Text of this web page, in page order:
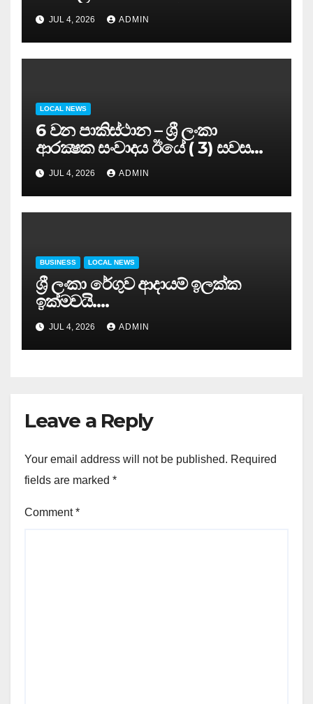
සමුළුව සෞඛ්‍ය නියෝජ්‍ය
අමාත්‍යවරයාගේ ප්‍රධානත්වයෙන්……
JUL 4, 2026 ADMIN
LOCAL NEWS
6 වන පාකිස්ථාන – ශ්‍රී ලංකා
ආරක්‍ෂක සංවාදය ඊයේ ( 3) සවස
සාර්ථකව අවසන් කරයි..
JUL 4, 2026 ADMIN
BUSINESS LOCAL NEWS
ශ්‍රී ලංකා රේගුව ආදායම් ඉලක්ක
ඉක්මවයි….
JUL 4, 2026 ADMIN
Leave a Reply
Your email address will not be published. Required
fields are marked *
Comment*